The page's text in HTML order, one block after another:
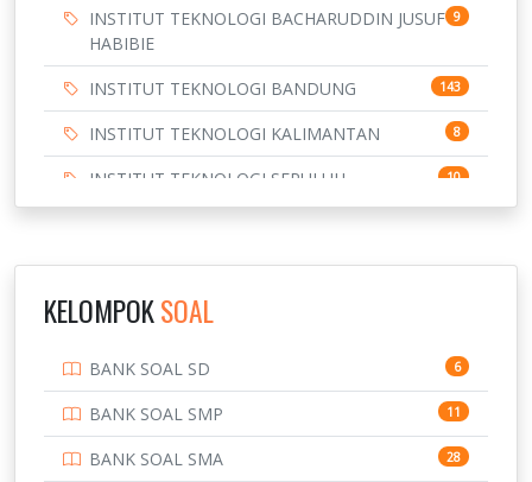
INSTITUT TEKNOLOGI BACHARUDDIN JUSUF
HABIBIE
9
INSTITUT TEKNOLOGI BANDUNG 143
INSTITUT TEKNOLOGI KALIMANTAN 8
INSTITUT TEKNOLOGI SEPULUH
NOVEMBER
10
3
169
7
KELOMPOKSOAL
BANK SOAL SD 6
BANK SOAL SMP 11
BANK SOAL SMA 28